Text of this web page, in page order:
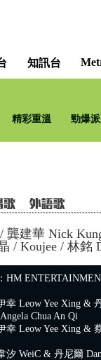
知訊台
精彩重溫 勁爆
龔建華 Nick
/ Koujee / 林銘
HM
幸 Leow Yee Xing &
Chua An Qi
幸 Leow Yee Xing &
汐 WeiC & 丹尼爾